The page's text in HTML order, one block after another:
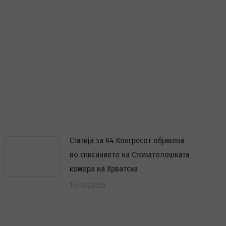
Статија за К4 Конгресот објавена
во списанието на Стоматолошката
комора на Хрватска
14/07/2026